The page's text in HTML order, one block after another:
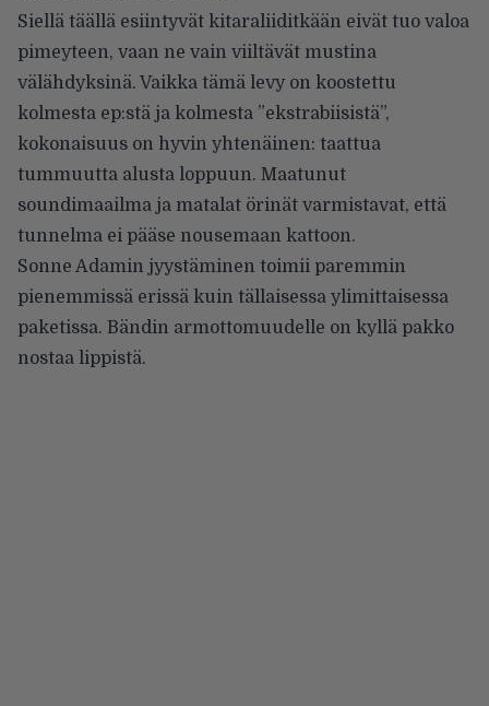
Siellä täällä esiintyvät kitaraliiditkään eivät tuo valoa
pimeyteen, vaan ne vain viiltävät mustina
välähdyksinä. Vaikka tämä levy on koostettu
kolmesta ep:stä ja kolmesta ”ekstrabiisistä”,
kokonaisuus on hyvin yhtenäinen: taattua
tummuutta alusta loppuun. Maatunut
soundimaailma ja matalat örinät varmistavat, että
tunnelma ei pääse nousemaan kattoon.
Sonne Adamin jyystäminen toimii paremmin
pienemmissä erissä kuin tällaisessa ylimittaisessa
paketissa. Bändin armottomuudelle on kyllä pakko
nostaa lippistä.